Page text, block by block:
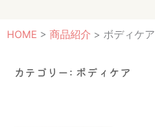
HOME > 商品紹介 > ボディケア
カテゴリー: ボディケア